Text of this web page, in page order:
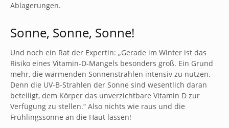
Ablagerungen.
Sonne, Sonne, Sonne!
Und noch ein Rat der Expertin: „Gerade im Winter ist das
Risiko eines Vitamin-D-Mangels besonders groß. Ein Grund
mehr, die wärmenden Sonnenstrahlen intensiv zu nutzen.
Denn die UV-B-Strahlen der Sonne sind wesentlich daran
beteiligt, dem Körper das unverzichtbare Vitamin D zur
Verfügung zu stellen.“ Also nichts wie raus und die
Frühlingssonne an die Haut lassen!